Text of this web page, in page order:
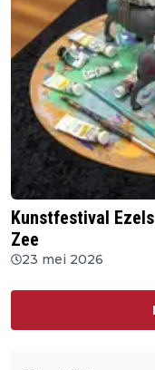
Kunstfestival
Zee
23 mei 2026